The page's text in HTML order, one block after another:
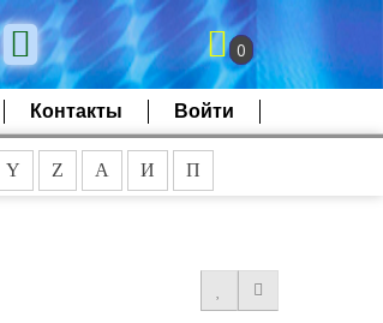
0
Контакты Войти
Y Z А И П